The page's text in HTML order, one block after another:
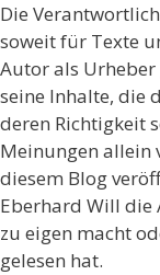
Die
soweit für Texte
Autor als
seine Inhalte, die
deren Richtigkeit
Meinungen allein
diesem Blog
Eberhard Will die
zu eigen macht
gelesen hat.